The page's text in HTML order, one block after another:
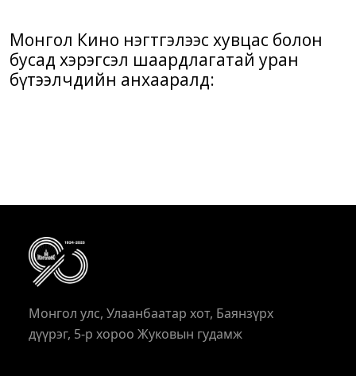
Монгол Кино нэгтгэлээс хувцас болон
бусад хэрэгсэл шаардлагатай уран
бүтээлчдийн анхааралд:
Монгол улс, Улаанбаатар хот, Баянзүрх
дүүрэг, 5-р хороо Жуковын гудамж